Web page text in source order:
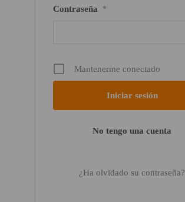
Contraseña *
Mantenerme conectado
No tengo una cuenta
¿Ha olvidado su contraseña?